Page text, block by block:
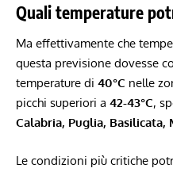
Quali temperature
Ma effettivamente che
questa previsione dovesse
temperature di 40°C nelle
picchi superiori a 42-43°C,
Calabria, Puglia, Basilicata,
Le condizioni più critiche